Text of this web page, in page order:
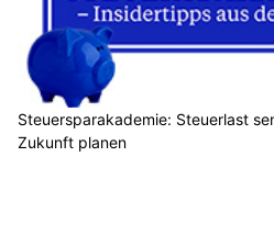
Steuersparakademie: Steuerlast
Zukunft planen